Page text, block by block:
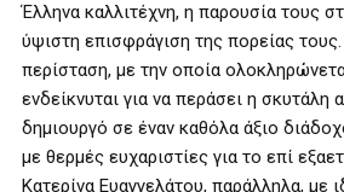
Έλληνα καλλιτέχνη, η παρουσία τους
ύψιστη επισφράγιση της πορείας
περίσταση, με την οποία
ενδείκνυται για να περάσει η σκυτάλη
δημιουργό σε έναν καθόλα άξιο
με θερμές ευχαριστίες για το επί
Κατερίνα Ευαγγελάτου, παράλληλα, με